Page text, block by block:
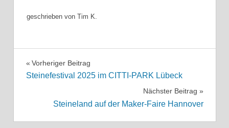
geschrieben von Tim K.
AKTIONEN
2025
AKTIONSTAG
AUSSTELLUNG
AKTION
Beitragsnavigation
Vorheriger Beitrag
Steinefestival 2025 im CITTI-PARK Lübeck
Nächster Beitrag
Steineland auf der Maker-Faire Hannover